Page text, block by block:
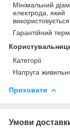
Мінімальний
електрода, який
використовується
Гарантійний
Категорії
Напруга
Приховати
Умови